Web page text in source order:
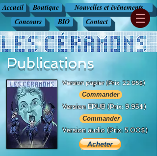
Accueil Boutique
Nouvelles et évênements
Concours
BIO Contact
Publications
Version papier ​(Prix: 22.95$)
Commander
Version EPUB ​(Prix: 9.95$)
Commander
Version audio ​(Prix: 5.00$)